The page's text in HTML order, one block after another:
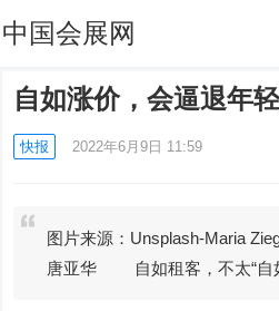
中国会展网
自如涨价，会逼退年
快报 2022年6月9日 11:59
图片来源：Unsplash-Maria
唐亚华 自如租客，不太“自